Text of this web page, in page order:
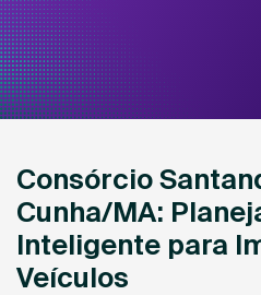
Consórcio
Cunha/MA:
Inteligente para
Veículos